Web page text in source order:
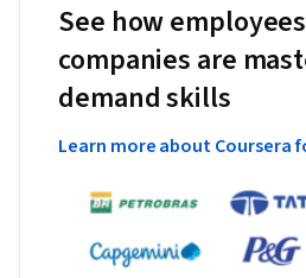
See how
companies are
demand skills
Learn more about Coursera